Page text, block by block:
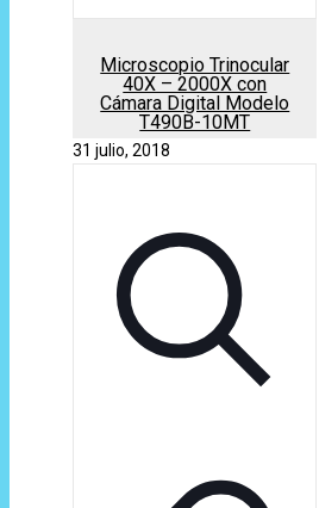
Microscopio Trinocular
40X – 2000X con
Cámara Digital Modelo
T490B-10MT
31 julio, 2018